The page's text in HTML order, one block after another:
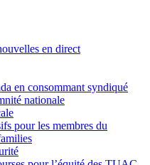
en direct
en consommant syndiqué
nationale
pour les membres du